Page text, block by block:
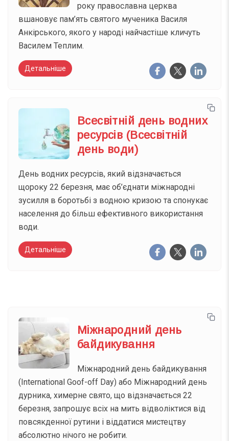
року православна церква
вшановує пам’ять святого мученика Василя
Анкірського, якого у народі найчастіше кличуть
Василем Теплим.
Детальніше
Всесвітній день водних
ресурсів (Всесвітній
день води)
День водних ресурсів, який відзначається
щороку 22 березня, має об’єднати міжнародні
зусилля в боротьбі з водною кризою та спонукає
населення до більш ефективного використання
води.
Детальніше
Міжнародний день
байдикування
Міжнародний день байдикування
(International Goof-off Day) або Міжнародний день
дурника, химерне свято, що відзначається 22
березня, запрошує всіх на мить відволіктися від
повсякденної рутини і віддатися мистецтву
абсолютно нічого не робити.